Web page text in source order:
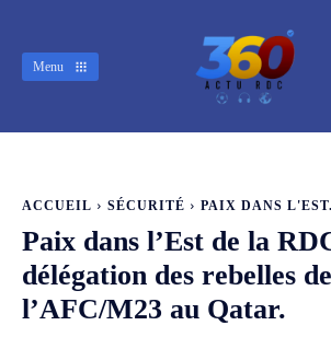
Menu
ACCUEIL SÉCURITÉ PAIX DANS
Paix dans l’Est de la
délégation des rebelles de
l’AFC/M23 au Qatar.